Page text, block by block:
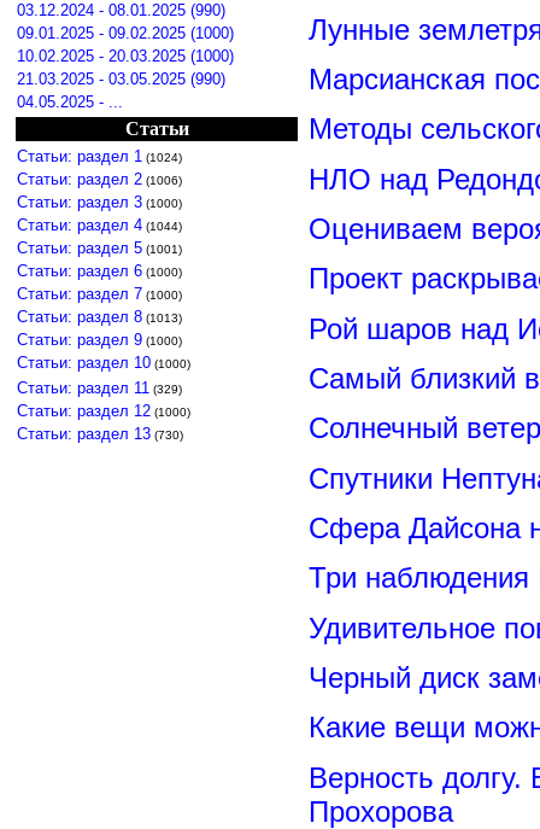
03.12.2024 - 08.01.2025 (990)
09.01.2025 - 09.02.2025 (1000)
10.02.2025 - 20.03.2025 (1000)
21.03.2025 - 03.05.2025 (990)
04.05.2025 - ...
Статьи
Статьи: раздел 1 (1024)
Статьи: раздел 2 (1006)
Статьи: раздел 3 (1000)
Статьи: раздел 4 (1044)
Статьи: раздел 5 (1001)
Статьи: раздел 6 (1000)
Статьи: раздел 7 (1000)
Статьи: раздел 8 (1013)
Статьи: раздел 9 (1000)
Статьи: раздел 10 (1000)
Статьи: раздел 11 (329)
Статьи: раздел 12 (1000)
Статьи: раздел 13 (730)
Лунные
Марсианская
Методы
НЛО над
Оцениваем
Проект
Рой шаров над
Самый близкий
Солнечный
Спутники
Сфера Дайсона
Три
Удивительное
Черный диск
Какие вещи
Верность
Прохорова